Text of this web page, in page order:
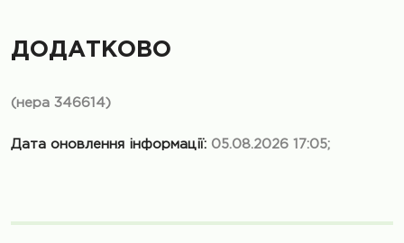
ДОДАТКОВО
(нера 346614)
Дата оновлення інформації: 05.08.2026 17:05;